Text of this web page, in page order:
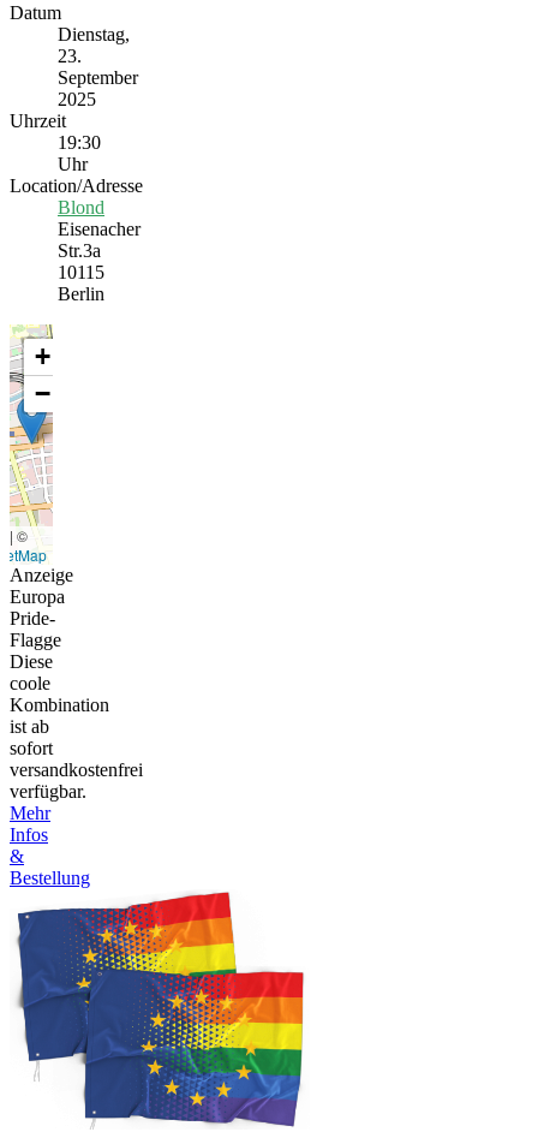
Datum
Dienstag,
23.
September
2025
Uhrzeit
19:30
Uhr
Location/Adresse
Blond
Eisenacher
Str.3a
10115
Berlin
+
−
| ©
Anzeige
Europa
Pride-
Flagge
Diese
coole
Kombination
ist ab
sofort
versandkostenfrei
verfügbar.
Mehr
Infos
&
Bestellung